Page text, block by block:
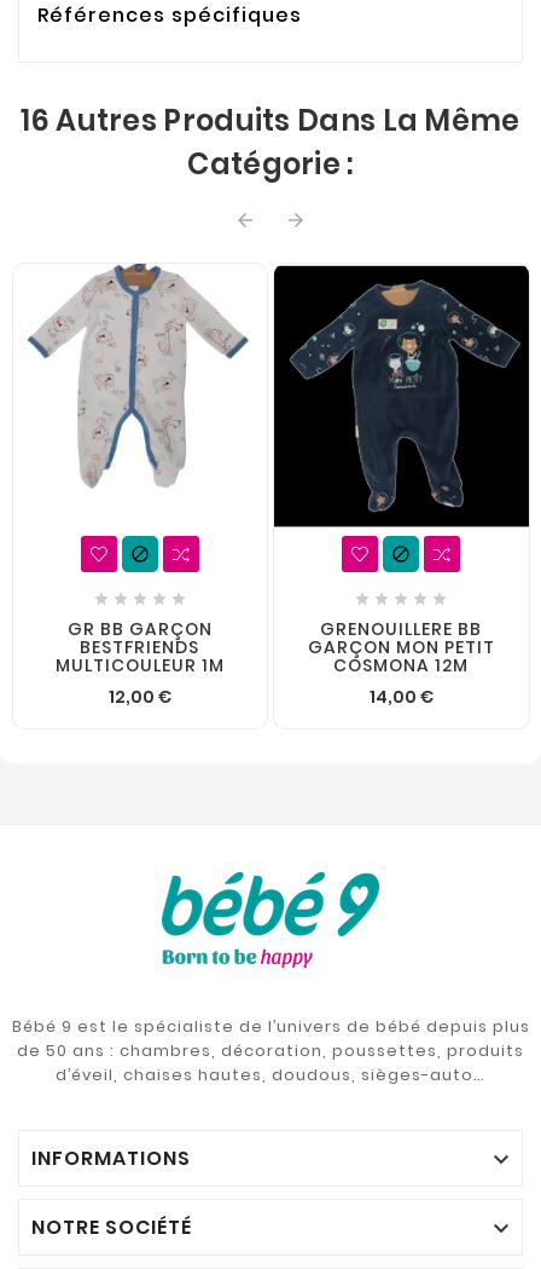
Références spécifiques
16 Autres Produits Dans La Même
Catégorie :
 

    
GR BB GARÇON
BESTFRIENDS
MULTICOULEUR 1M
12,00 €

    
GRENOUILLERE BB
GARÇON MON PETIT
COSMONA 12M
14,00 €
Bébé 9 est le spécialiste de l’univers de bébé depuis plus
de 50 ans : chambres, décoration, poussettes, produits
d’éveil, chaises hautes, doudous, sièges-auto…
INFORMATIONS 
NOTRE SOCIÉTÉ 